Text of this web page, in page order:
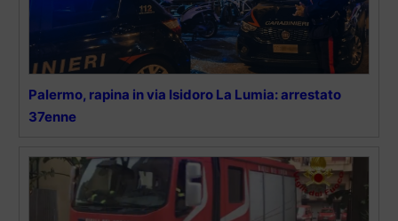
Palermo, rapina in via Isidoro La Lumia: arrestato
37enne